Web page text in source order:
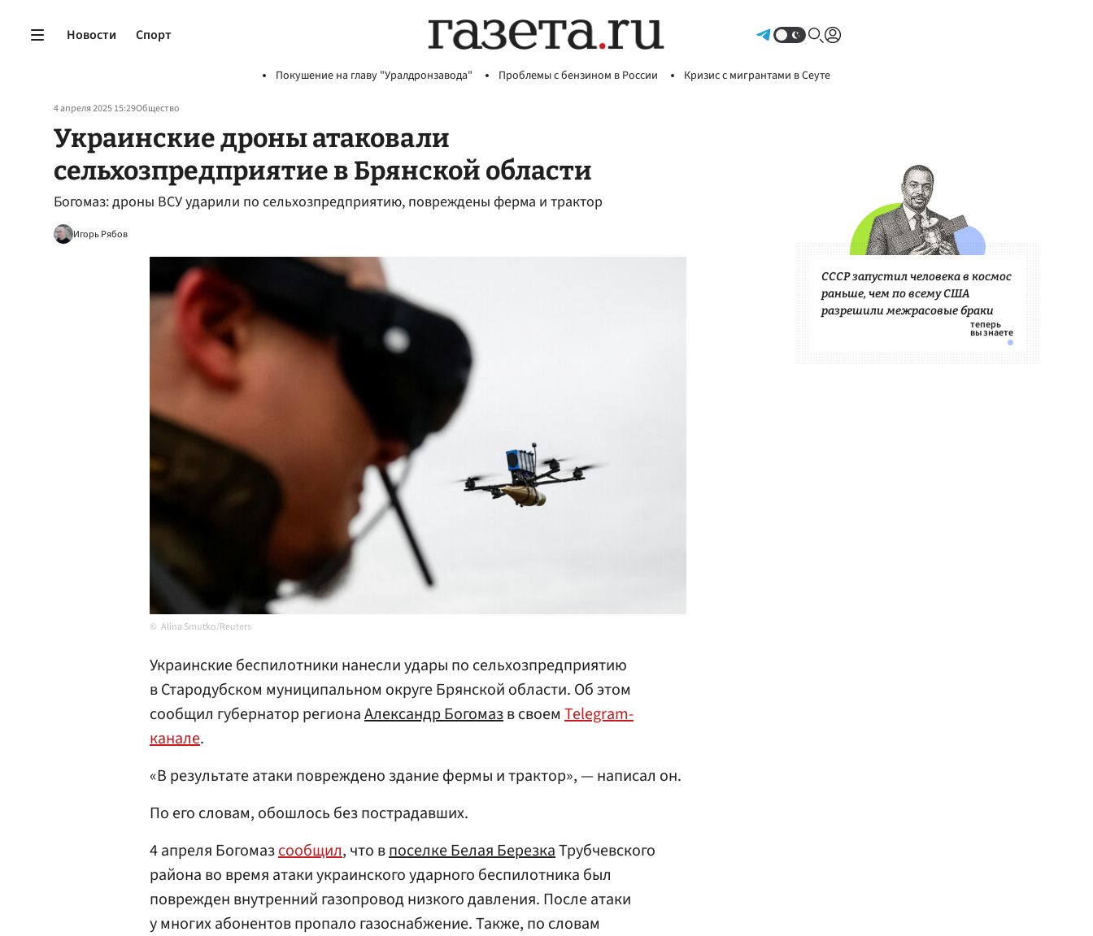
Новости Спорт
Покушение на главу "Уралдронзавода" Проблемы с бензином в России Кризис с мигрантами в Сеуте
4 апреля 2025 15:29Общество
Украинские дроны атаковали
сельхозпредприятие в Брянской области
Богомаз: дроны ВСУ ударили по сельхозпредприятию, повреждены ферма и трактор
Игорь Рябов
Alina Smutko/Reuters
Украинские беспилотники нанесли удары по сельхозпредприятию
в Стародубском муниципальном округе Брянской области. Об этом
сообщил губернатор регионаАлександр Богомазв своем Telegram-
канале.
«В результате атаки повреждено здание фермы и трактор», — написал он.
По его словам, обошлось без пострадавших.
4 апреля Богомазсообщил, что впоселке Белая БерезкаТрубчевского
района во время атаки украинского ударного беспилотника был
поврежден внутренний газопровод низкого давления. После атаки
у многих абонентов пропало газоснабжение. Также, по словам
СССР запустил человека в космос
раньше, чем по всему США
разрешили межрасовые браки